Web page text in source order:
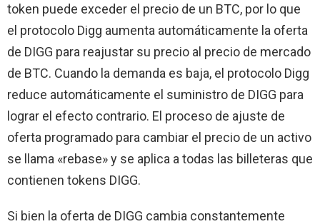
token puede exceder el precio de un BTC, por lo que
el protocolo Digg aumenta automáticamente la oferta
de DIGG para reajustar su precio al precio de mercado
de BTC. Cuando la demanda es baja, el protocolo Digg
reduce automáticamente el suministro de DIGG para
lograr el efecto contrario. El proceso de ajuste de
oferta programado para cambiar el precio de un activo
se llama «rebase» y se aplica a todas las billeteras que
contienen tokens DIGG.
Si bien la oferta de DIGG cambia constantemente